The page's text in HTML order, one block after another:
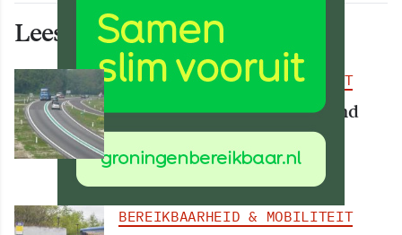
Lees ook deze artikelen
BEREIKBAARHEID & MOBILITEIT
Deel van N34 meer dan maand
afgesloten vanwege
werkzaamheden
BEREIKBAARHEID & MOBILITEIT